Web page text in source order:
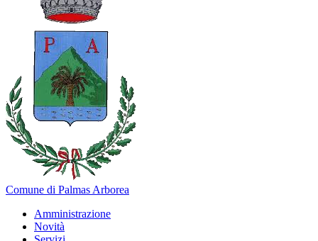
Comune di Palmas Arborea
Amministrazione
Novità